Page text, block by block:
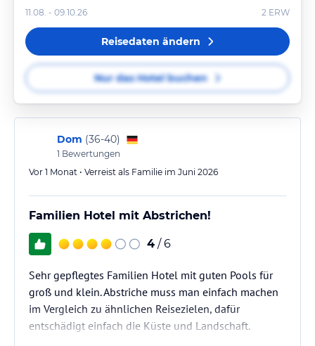
11.08. - 09.10.26
2 ERW
Reisedaten ändern
Nur das Hotel buchen
Dom (36-40)
1 Bewertungen
Vor 1 Monat • Verreist als Familie im Juni 2026
Familien Hotel mit Abstrichen!
4 / 6
Sehr gepflegtes Familien Hotel mit guten Pools für
groß und klein. Abstriche muss man einfach machen
im Vergleich zu ähnlichen Reisezielen, dafür
entschädigt einfach die Küste und Landschaft.